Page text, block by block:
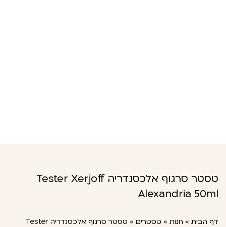
טסטר סרגוף אלכסנדריה Tester Xerjoff
Alexandria 50ml
דף הבית » חנות » טסטרים »
טסטר סרגוף אלכסנדריה Tester